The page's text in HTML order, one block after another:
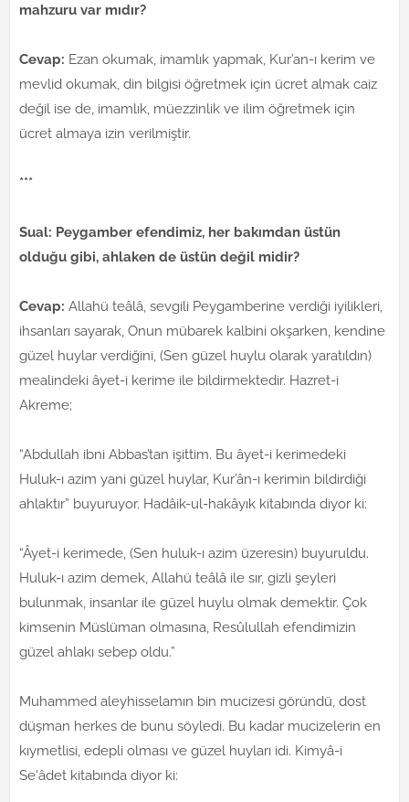
mahzuru var mıdır?
Cevap: Ezan okumak, imamlık yapmak, Kur’an-ı kerim ve
mevlid okumak, din bilgisi öğretmek için ücret almak caiz
değil ise de, imamlık, müezzinlik ve ilim öğretmek için
ücret almaya izin verilmiştir.
***
Sual: Peygamber efendimiz, her bakımdan üstün
olduğu gibi, ahlaken de üstün değil midir?
Cevap: Allahü teâlâ, sevgili Peygamberine verdiği iyilikleri,
ihsanları sayarak, Onun mübarek kalbini okşarken, kendine
güzel huylar verdiğini, (Sen güzel huylu olarak yaratıldın)
mealindeki âyet-i kerime ile bildirmektedir. Hazret-i
Akreme;
“Abdullah ibni Abbas’tan işittim. Bu âyet-i kerimedeki
Huluk-ı azim yani güzel huylar, Kur’ân-ı kerimin bildirdiği
ahlaktır” buyuruyor. Hadâik-ul-hakâyık kitabında diyor ki:
“Âyet-i kerimede, (Sen huluk-ı azim üzeresin) buyuruldu.
Huluk-ı azim demek, Allahü teâlâ ile sır, gizli şeyleri
bulunmak, insanlar ile güzel huylu olmak demektir. Çok
kimsenin Müslüman olmasına, Resûlullah efendimizin
güzel ahlakı sebep oldu.”
Muhammed aleyhisselamın bin mucizesi göründü, dost
düşman herkes de bunu söyledi. Bu kadar mucizelerin en
kıymetlisi, edepli olması ve güzel huyları idi. Kimyâ-i
Se'âdet kitabında diyor ki: